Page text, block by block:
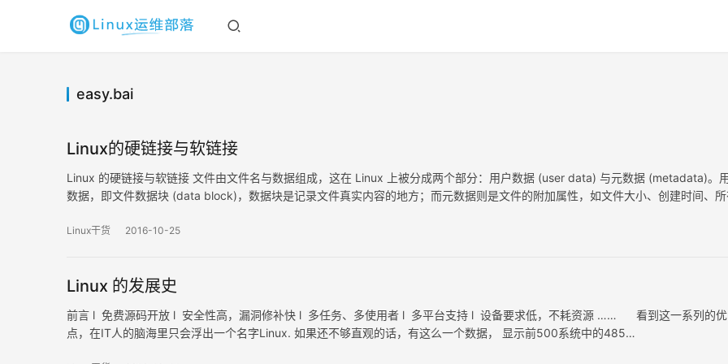
easy.bai
Linux的硬链接与软链接
Linux 的硬链接与软链接 文件由文件名与数据组成，这在 Linux 上被分成两个部分：用户数据 (user data) 与元数据 (metadata)。
数据，即文件数据块 (data block)，数据块是记录文件真实内容的地方；而元数据则是文件的附加属性，如文件大小、创建时间、所
Linux干货 2016-10-25
Linux 的发展史
前言 l 免费源码开放 l 安全性高，漏洞修补快 l 多任务、多使用者 l 多平台支持 l 设备要求低，不耗资源 …… 看到这一系列的优
点，在IT人的脑海里只会浮出一个名字Linux. 如果还不够直观的话，有这么一个数据， 显示前500系统中的485…